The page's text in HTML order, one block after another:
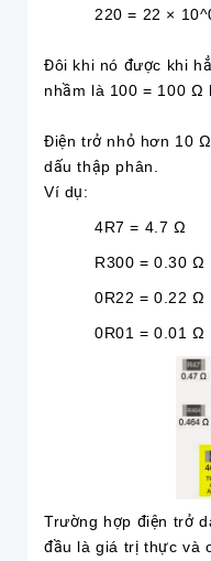
220 = 22 × 10^0
Đôi khi nó được khi
nhầm là 100 = 100 Ω
Điện trở nhỏ hơn 10
dấu thập phân.
Ví dụ:
4R7 = 4.7
R300 = 0.30 Ω
0R22 = 0.22 Ω
0R01 = 0.01 Ω
Trường hợp điện trở
đầu là giá trị thực và